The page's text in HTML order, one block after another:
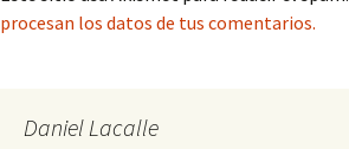
procesan los datos de tus comentarios.
Daniel Lacalle